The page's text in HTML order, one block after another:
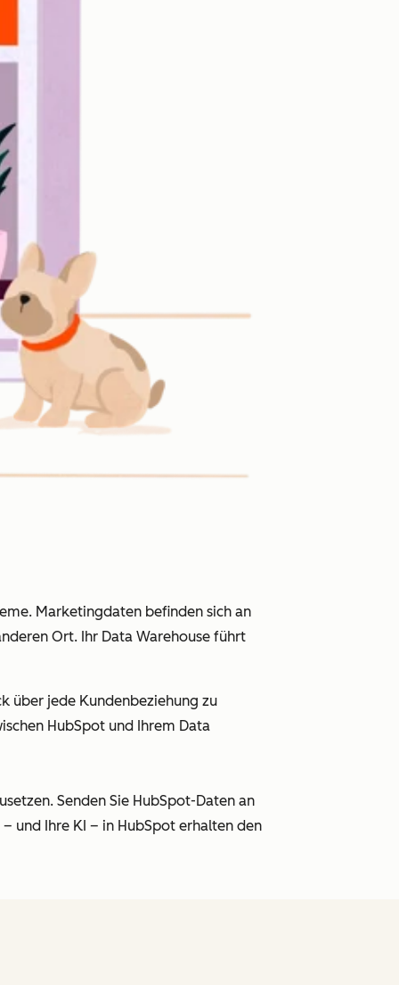
Marketingdaten befinden sich an
Ort. Ihr Data Warehouse führt
über jede Kundenbeziehung zu
HubSpot und Ihrem Data
Senden Sie HubSpot-Daten an
und Ihre KI – in HubSpot erhalten den